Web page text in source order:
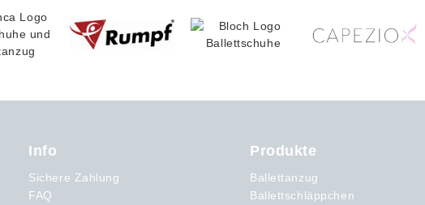
Info
Sichere Zahlung
FAQ
Produkte
Ballettanzug
Ballettschläppchen